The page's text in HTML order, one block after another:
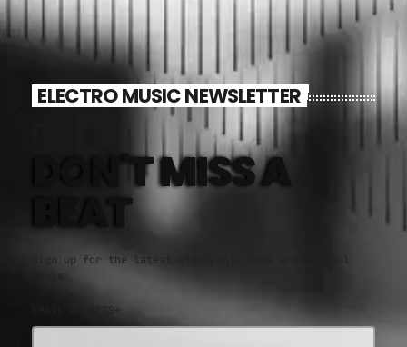
ELECTRO MUSIC NEWSLETTER
DON'T MISS A
BEAT
Sign up for the latest electronic news and special
EMAIL ADDRESS*